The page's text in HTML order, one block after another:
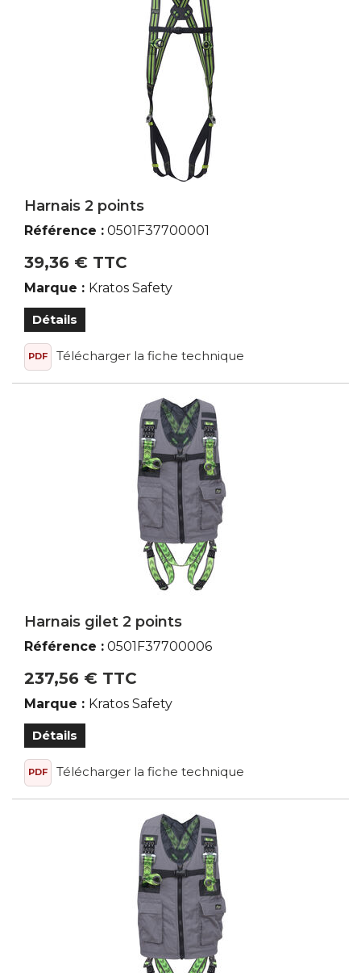
Harnais 2 points
Référence : 0501F37700001
39,36 € TTC
Marque : Kratos Safety
Détails
PDF Télécharger la fiche technique
Harnais gilet 2 points
Référence : 0501F37700006
237,56 € TTC
Marque : Kratos Safety
Détails
PDF Télécharger la fiche technique